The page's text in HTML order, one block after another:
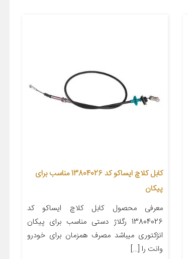
کابل کلاچ ایساکو کد 13804026 مناسب برای
پیکان
معرفی محصول کابل کلاچ ایساکو کد
13804026 رگلاژ دستی مناسب برای پیکان
انژکتوری میباشد مصرف همزمان برای خودرو
وانت را […]